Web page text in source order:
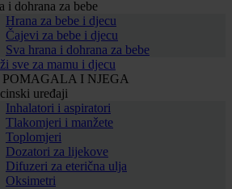
i dohrana za bebe
Hrana za bebe i djecu
Čajevi za bebe i djecu
Sva hrana i dohrana za bebe
sve za mamu i djecu
I NJEGA
uređaji
Inhalatori i aspiratori
Tlakomjeri i manžete
Toplomjeri
Dozatori za lijekove
Difuzeri za eterična ulja
Oksimetri